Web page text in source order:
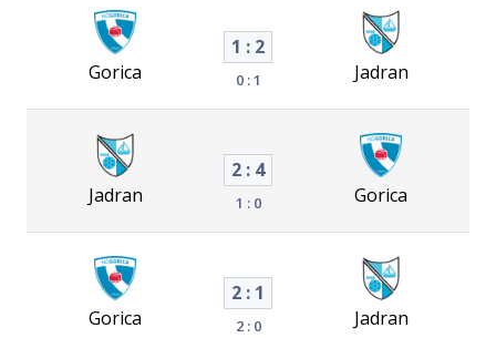
Gorica
1 : 2
0 : 1 Jadran
Jadran
2 : 4
1 : 0 Gorica
Gorica
2 : 1
2 : 0 Jadran